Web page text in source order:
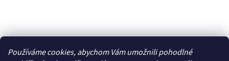
Používáme cookies, abychom Vám umožnili pohodlné